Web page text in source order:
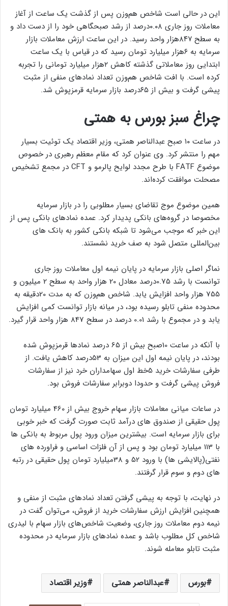
این در حالی است شاخص هم‌وزن پس از گذشت یک ساعت از آغاز
معاملات روز جاری ۰.۰۸درصد از رشد صبحگاهی خود را از دست داد و
به سطح ۸۴۷هزار واحد رسید. در این ساعت ارزش معاملات بازار
سرمایه به ۶هزار میلیارد تومان رسید که در قیاس با یک ساعت
ابتدایی روز معاملاتی گذشته کاهش ۲هزار میلیارد تومانی را تجربه
کرده است. با افت شاخص هم‌وزن تعداد نمادهای منفی از مثبت
پیشی گرفت و بیش از ۶۵درصد بازار سرمایه قرمزپوش شد.
چراغ سبز بورس به همتی
در ساعت ۱۰ صبح عبدالناصر همتی، وزیر اقتصاد یک توئیت بسیار
مهم را منتشر کرد. وی عنوان کرد که مقام معظم رهبری در خصوص
موضوع FATF با طرح مجدد لوایح پالرمو و CFT در مجمع تشخیص
مصحلت موافقت کرده‌اند.
همین موضوع موج تقاضای بسیار مطلوبی را در بازار سرمایه
مخصوصا در گروه‌های بانکی پدیدار کرد. عمده نمادهای بانکی پس از
این خبر که موجب می‌شود تا شبکه بانکی کشور به بانک های
بین‌المللی متصل شود به صف خرید نشستند.
نماگر اصلی بازار سرمایه در پایان نیمه اول معاملات روز جاری
توانست با رشد 0.75درصد معادل 20 هزار واحد به سطح 2 میلیون و
755 هزار واحد افزایش یابد. شاخص هم‌وزن که به مدت 20دقیقه به
محدوده منفی تابلو رسیده بود، در میانه بازار توانست کمی افزایش
یابد و در مجموع با رشد 0.01 درصد در سطح 847 هزار واحد قرار گیرد.
با آنکه در ساعت 10صبح بیش از 65 درصد نمادها قرمزپوش شده
بودند، در پایان نیمه اول این میزان به 53درصد کاهش یافت. از
طرفی سفارشات خرید 5خط اول سهامداران خرد نیز از سفارشات
فروش پیشی گرفت و حدودا دوبرابر سفارشات فروش بود.
در ساعات میانی معاملات بازار سهام خروج بیش از 460 میلیارد تومان
پول حقیقی از صندوق های درآمد ثابت صورت گرفت که خبر خوبی
برای بازار سرمایه است. بیشترین میزان ورود پول مربوط به بانکی ها
با 113 میلیارد تومان بود و پس از آن فلزات اساسی و فراورده های
نفتی(پالایشی ها) با ورود 52 و 38میلیارد تومان پول حقیقی در رتبه
های دوم و سوم قرار گرفتند.
در نهایت، با توجه به پیشی گرفتن تعداد نمادهای مثبت از منفی و
همچنین افزایش ارزش سفارشات خرید از فروش، می‌توان گفت در
نیمه دوم معاملات روز جاری، وضعیت شاخص‌های بازار سهام با لیدری
شاخص کل مطلوب باشد و عمده نمادهای بازار سرمایه در محدوده
مثبت تابلو معامله شوند.
بورس عبدالناصر همتی وزیر اقتصاد